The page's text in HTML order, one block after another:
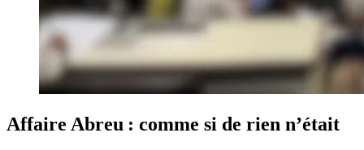
Affaire Abreu : comme si de rien n’était